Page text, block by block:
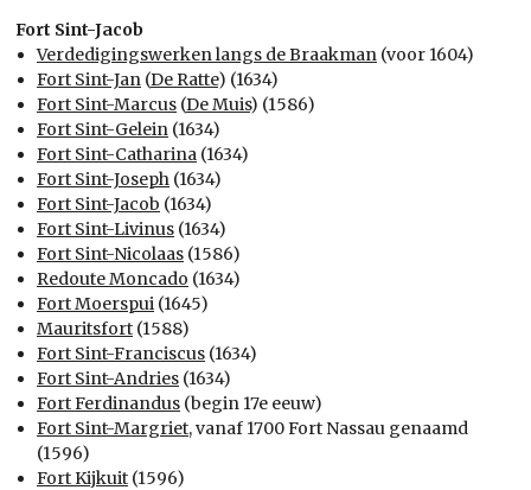
Fort Sint-Jacob
Verdedigingswerken langs de Braakman (voor 1604)
Fort Sint-Jan (De Ratte) (1634)
Fort Sint-Marcus (De Muis) (1586)
Fort Sint-Gelein (1634)
Fort Sint-Catharina (1634)
Fort Sint-Joseph (1634)
Fort Sint-Jacob (1634)
Fort Sint-Livinus (1634)
Fort Sint-Nicolaas (1586)
Redoute Moncado (1634)
Fort Moerspui (1645)
Mauritsfort (1588)
Fort Sint-Franciscus (1634)
Fort Sint-Andries (1634)
Fort Ferdinandus (begin 17e eeuw)
Fort Sint-Margriet, vanaf 1700 Fort Nassau genaamd
(1596)
Fort Kijkuit (1596)